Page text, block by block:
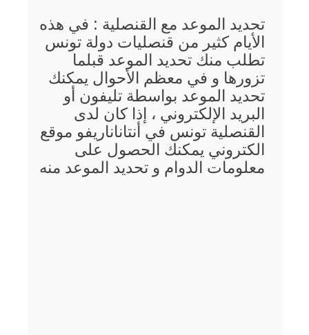
تحديد الموعد مع القنصلية : في هذه
الأيام كثير من قنصليات دولة تونس
تطلب منك تحديد الموعد قبلما
تزورها و في معظم الأحوال يمكنك
تحديد الموعد بواسطة تليفون أو
البريد الإلكتروني ، إذا كان لدى
القنصلية تونس في أنتاناناريفو موقع
الكتروني يمكنك الحصول على
معلومات الدوام و تحديد الموعد منه